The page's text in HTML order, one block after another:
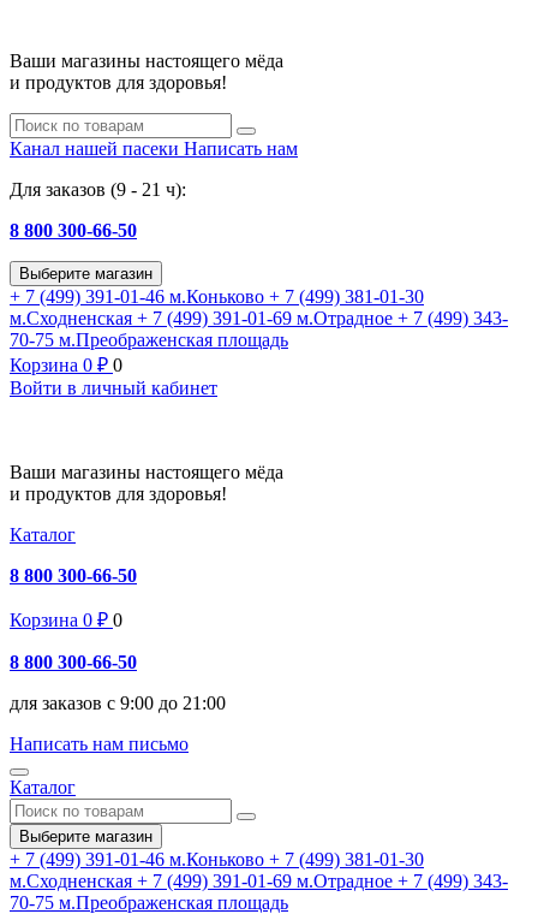
Ваши магазины настоящего мёда
и продуктов для здоровья!
Канал нашей пасеки Написать нам
Для заказов (9 - 21 ч):
8 800 300-66-50
Выберите магазин
+ 7 (499) 391-01-46 м.Коньково + 7 (499) 381-01-30
м.Сходненская + 7 (499) 391-01-69 м.Отрадное + 7 (499) 343-
70-75 м.Преображенская площадь
Корзина 0 ₽ 0
Войти в личный кабинет
Ваши магазины настоящего мёда
и продуктов для здоровья!
Каталог
8 800 300-66-50
Корзина 0 ₽ 0
8 800 300-66-50
для заказов с 9:00 до 21:00
Написать нам письмо
Каталог
Выберите магазин
+ 7 (499) 391-01-46 м.Коньково + 7 (499) 381-01-30
м.Сходненская + 7 (499) 391-01-69 м.Отрадное + 7 (499) 343-
70-75 м.Преображенская площадь